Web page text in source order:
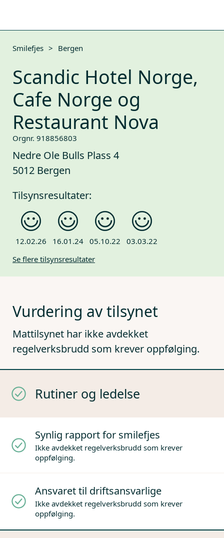
Smilefjes > Bergen
Scandic Hotel Norge,
Cafe Norge og
Restaurant Nova
Orgnr. 918856803
Nedre Ole Bulls Plass 4
5012 Bergen
Tilsynsresultater:
12.02.26 16.01.24 05.10.22
03.03.22
Se flere tilsynsresultater
Vurdering av tilsynet
Mattilsynet har ikke avdekket
regelverksbrudd som krever oppfølging.
Rutiner og ledelse
Synlig rapport for smilefjes
Ikke avdekket regelverksbrudd som krever
oppfølging.
Ansvaret til driftsansvarlige
Ikke avdekket regelverksbrudd som krever
oppfølging.